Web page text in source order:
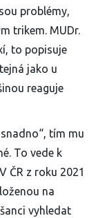
problémy,
trikem. MUDr.
to popisuje
jako u
reaguje
tím mu
To vede k
ČR z roku 2021
na
vyhledat